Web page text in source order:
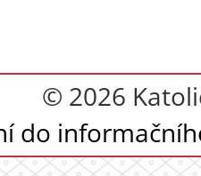
© 2026
do